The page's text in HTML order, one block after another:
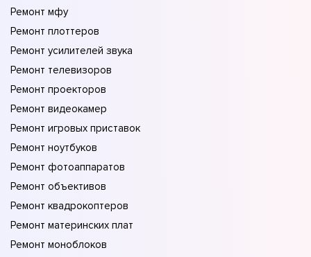
Ремонт мфу
Ремонт плоттеров
Ремонт усилителей звука
Ремонт телевизоров
Ремонт проекторов
Ремонт видеокамер
Ремонт игровых приставок
Ремонт ноутбуков
Ремонт фотоаппаратов
Ремонт объективов
Ремонт квадрокоптеров
Ремонт материнских плат
Ремонт моноблоков